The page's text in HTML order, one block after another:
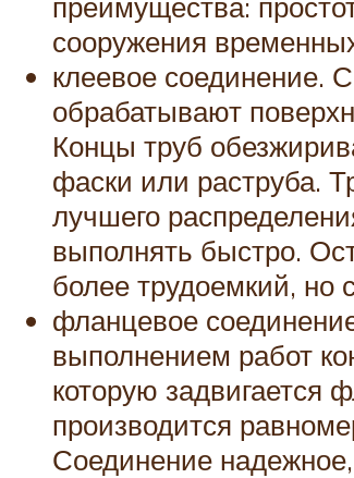
сооружения
клеевое соединение.
обрабатывают
Концы труб
фаски или раструба.
лучшего
выполнять быстро.
более трудоемкий, но
фланцевое
выполнением работ
которую
производится
Соединение надежное,